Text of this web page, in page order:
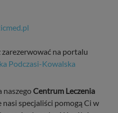
na portalu
Podczasi-Kowalska
naszegoCentrum Leczenia
nasi specjaliści pomogą Ci w